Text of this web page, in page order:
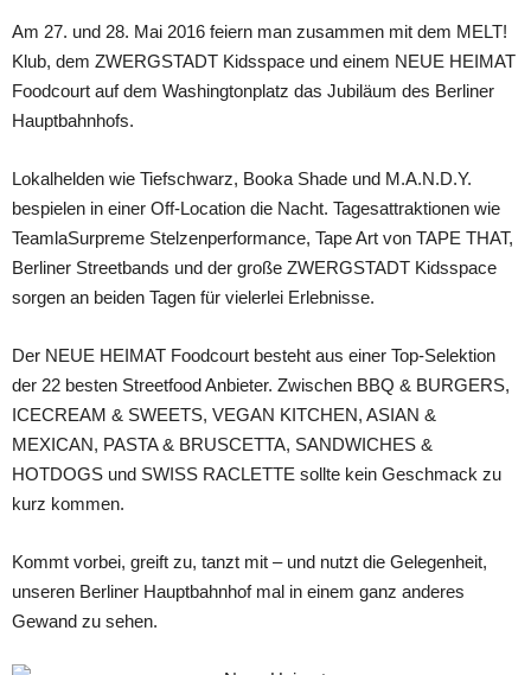
Am 27. und 28. Mai 2016 feiern man zusammen mit dem MELT!
Klub, dem ZWERGSTADT Kidsspace und einem NEUE HEIMAT
Foodcourt auf dem Washingtonplatz das Jubiläum des Berliner
Hauptbahnhofs.
Lokalhelden wie Tiefschwarz, Booka Shade und M.A.N.D.Y.
bespielen in einer Off-Location die Nacht. Tagesattraktionen wie
TeamlaSurpreme Stelzenperformance, Tape Art von TAPE THAT,
Berliner Streetbands und der große ZWERGSTADT Kidsspace
sorgen an beiden Tagen für vielerlei Erlebnisse.
Der NEUE HEIMAT Foodcourt besteht aus einer Top-Selektion
der 22 besten Streetfood Anbieter. Zwischen BBQ & BURGERS,
ICECREAM & SWEETS, VEGAN KITCHEN, ASIAN &
MEXICAN, PASTA & BRUSCETTA, SANDWICHES &
HOTDOGS und SWISS RACLETTE sollte kein Geschmack zu
kurz kommen.
Kommt vorbei, greift zu, tanzt mit – und nutzt die Gelegenheit,
unseren Berliner Hauptbahnhof mal in einem ganz anderes
Gewand zu sehen.